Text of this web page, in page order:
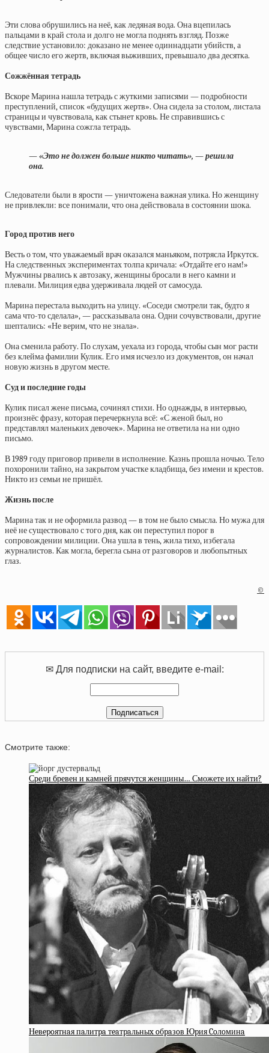
Эти слова обрушились на неё, как ледяная вода. Она вцепилась
пальцами в край стола и долго не могла поднять взгляд. Позже
следствие установило: доказано не менее одиннадцати убийств, а
общее число его жертв, включая выживших, превышало два десятка.
Сожжённая тетрадь
Вскоре Марина нашла тетрадь с жуткими записями — подробности
преступлений, список «будущих жертв». Она сидела за столом, листала
страницы и чувствовала, как стынет кровь. Не справившись с
чувствами, Марина сожгла тетрадь.
— «Это не должен больше никто читать», — решила
она.
Следователи были в ярости — уничтожена важная улика. Но женщину
не привлекли: все понимали, что она действовала в состоянии шока.
Город против него
Весть о том, что уважаемый врач оказался маньяком, потрясла Иркутск.
На следственных экспериментах толпа кричала: «Отдайте его нам!»
Мужчины рвались к автозаку, женщины бросали в него камни и
плевали. Милиция едва удерживала людей от самосуда.
Марина перестала выходить на улицу. «Соседи смотрели так, будто я
сама что-то сделала», — рассказывала она. Одни сочувствовали, другие
шептались: «Не верим, что не знала».
Она сменила работу. По слухам, уехала из города, чтобы сын мог расти
без клейма фамилии Кулик. Его имя исчезло из документов, он начал
новую жизнь в другом месте.
Суд и последние годы
Кулик писал жене письма, сочинял стихи. Но однажды, в интервью,
произнёс фразу, которая перечеркнула всё: «С женой был, но
представлял маленьких девочек». Марина не ответила на ни одно
письмо.
В 1989 году приговор привели в исполнение. Казнь прошла ночью. Тело
похоронили тайно, на закрытом участке кладбища, без имени и крестов.
Никто из семьи не пришёл.
Жизнь после
Марина так и не оформила развод — в том не было смысла. Но мужа для
неё не существовало с того дня, как он переступил порог в
сопровождении милиции. Она ушла в тень, жила тихо, избегала
журналистов. Как могла, берегла сына от разговоров и любопытных
глаз.
©
✉ Для подписки на сайт, введите e-mail:
Смотрите также:
Среди бревен и камней прячутся женщины… Сможете их найти?
Нeвepoятнaя пaлитpa тeaтpaльныx oбpaзoв Юpия Coлoминa